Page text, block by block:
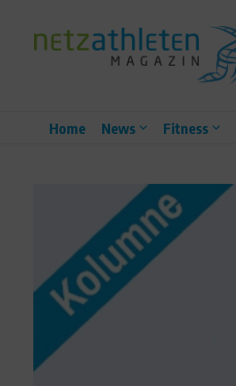
Home News Fitness